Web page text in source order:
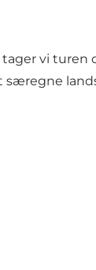
tager vi
særegne